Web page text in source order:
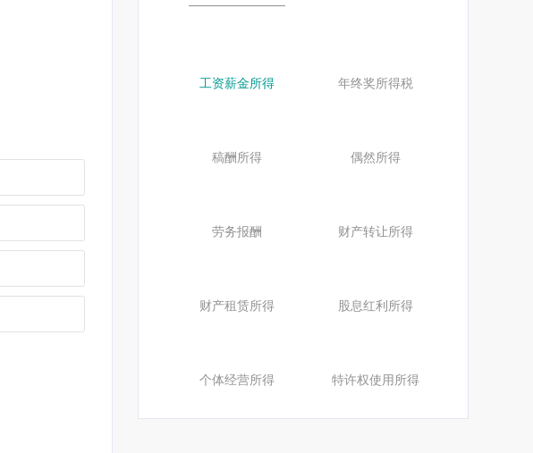
工资薪金所得 年终奖所得税
稿酬所得 偶然所得
劳务报酬 财产转让所得
财产租赁所得 股息红利所得
个体经营所得 特许权使用所得